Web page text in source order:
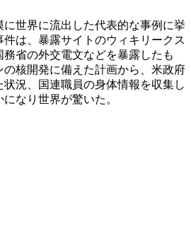
世界に流出した代表的な事例に挙
は、暴露サイトのウィキリークス
省の外交電文などを暴露したも
核開発に備えた計画から、米政府
況、国連職員の身体情報を収集し
なり世界が驚いた。